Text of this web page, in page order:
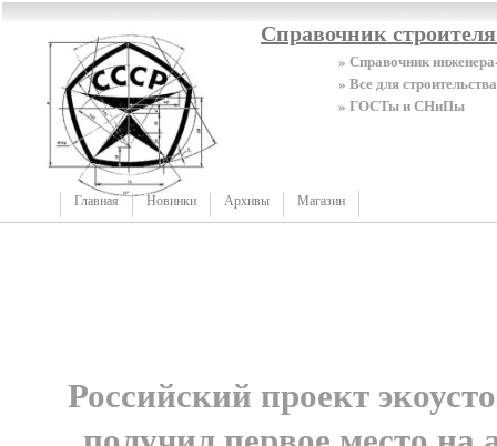
Справочник
» Справочник
» Все для строительства
» ГОСТы и СНиПы
Главная Новинки Архивы Магазин
Российский проект